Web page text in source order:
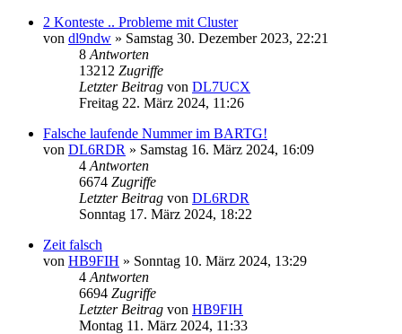
2 Konteste .. Probleme mit Cluster
von dl9ndw » Samstag 30. Dezember 2023, 22:21
8 Antworten
13212 Zugriffe
Letzter Beitrag von DL7UCX
Freitag 22. März 2024, 11:26
Falsche laufende Nummer im BARTG!
von DL6RDR » Samstag 16. März 2024, 16:09
4 Antworten
6674 Zugriffe
Letzter Beitrag von DL6RDR
Sonntag 17. März 2024, 18:22
Zeit falsch
von HB9FIH » Sonntag 10. März 2024, 13:29
4 Antworten
6694 Zugriffe
Letzter Beitrag von HB9FIH
Montag 11. März 2024, 11:33